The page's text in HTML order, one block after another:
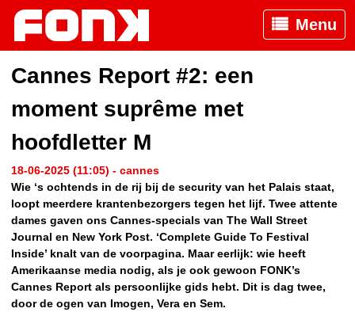
Menu
Cannes Report #2: een
moment suprême met
hoofdletter M
18-06-2025 (11:05) - cannes
Wie ‘s ochtends in de rij bij de security van het Palais staat,
loopt meerdere krantenbezorgers tegen het lijf. Twee attente
dames gaven ons Cannes-specials van The Wall Street
Journal en New York Post. ‘Complete Guide To Festival
Inside’ knalt van de voorpagina. Maar eerlijk: wie heeft
Amerikaanse media nodig, als je ook gewoon FONK’s
Cannes Report als persoonlijke gids hebt. Dit is dag twee,
door de ogen van Imogen, Vera en Sem.